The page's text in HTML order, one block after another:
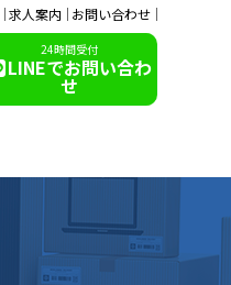
求人案内 お問い合わせ
24時間受付
LINEでお問い合わ
せ